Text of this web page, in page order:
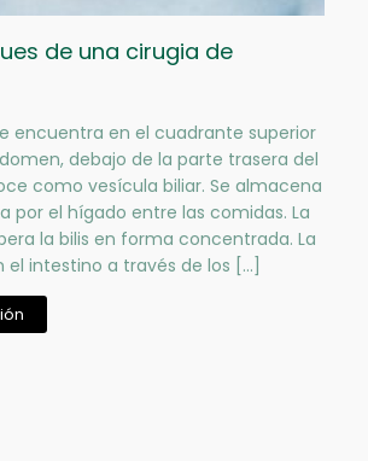
de una cirugia de
encuentra en el cuadrante superior
debajo de la parte trasera del
como vesícula biliar. Se almacena
por el hígado entre las comidas. La
la bilis en forma concentrada. La
el intestino a través de los […]